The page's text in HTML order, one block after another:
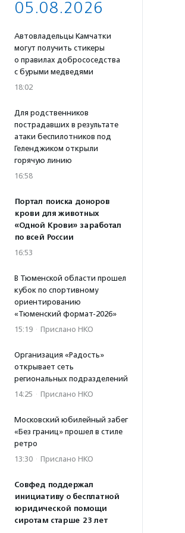
05.08.2026
Автовладельцы Камчатки
могут получить стикеры
о правилах добрососедства
с бурыми медведями
18:02
Для родственников
пострадавших в результате
атаки беспилотников под
Геленджиком открыли
горячую линию
16:58
Портал поиска доноров
крови для животных
«Одной Крови» заработал
по всей России
16:53
В Тюменской области прошел
кубок по спортивному
ориентированию
«Тюменский формат-2026»
15:19 · Прислано НКО
Организация «Радость»
открывает сеть
региональных подразделений
14:25 · Прислано НКО
Московский юбилейный забег
«Без границ» прошел в стиле
ретро
13:30 · Прислано НКО
Совфед поддержал
инициативу о бесплатной
юридической помощи
сиротам старше 23 лет